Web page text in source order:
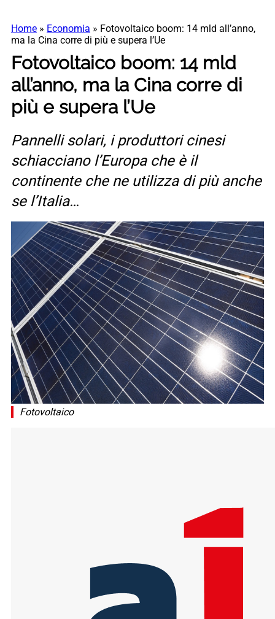
Home » Economia » Fotovoltaico boom: 14 mld all’anno,
ma la Cina corre di più e supera l’Ue
Fotovoltaico boom: 14 mld
all’anno, ma la Cina corre di
più e supera l’Ue
Pannelli solari, i produttori cinesi
schiacciano l’Europa che è il
continente che ne utilizza di più anche
se l’Italia…
Fotovoltaico